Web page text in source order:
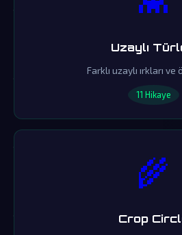
Uzaylı
Farklı uzaylı ırkları
11 Hikaye
🌾
Crop